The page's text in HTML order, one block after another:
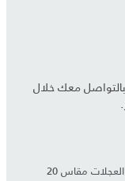
معك خلال
تبلغ السرعة القصوى 191 كم/الساعة عند تركيب العجلات مقاس 20